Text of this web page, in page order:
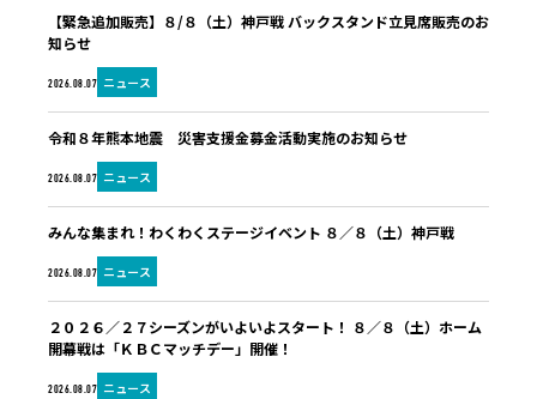
2026.08.07 ニュース
【緊急追加販売】８/８（土）神戸戦 バックスタンド立見席販売のお
知らせ
2026.08.07 ニュース
令和８年熊本地震 災害支援金募金活動実施のお知らせ
2026.08.07 ニュース
みんな集まれ！わくわくステージイベント ８／８（土）神戸戦
2026.08.07 ニュース
２０２６／２７シーズンがいよいよスタート！ ８／８（土）ホーム
開幕戦は「ＫＢＣマッチデー」開催！